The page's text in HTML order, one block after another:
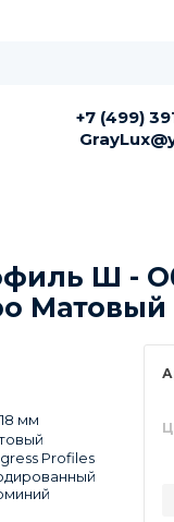
+7 (499)
Ш -
Матовый
мм
Profiles